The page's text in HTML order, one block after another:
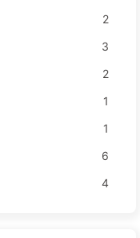
2
3
2
1
1
6
4